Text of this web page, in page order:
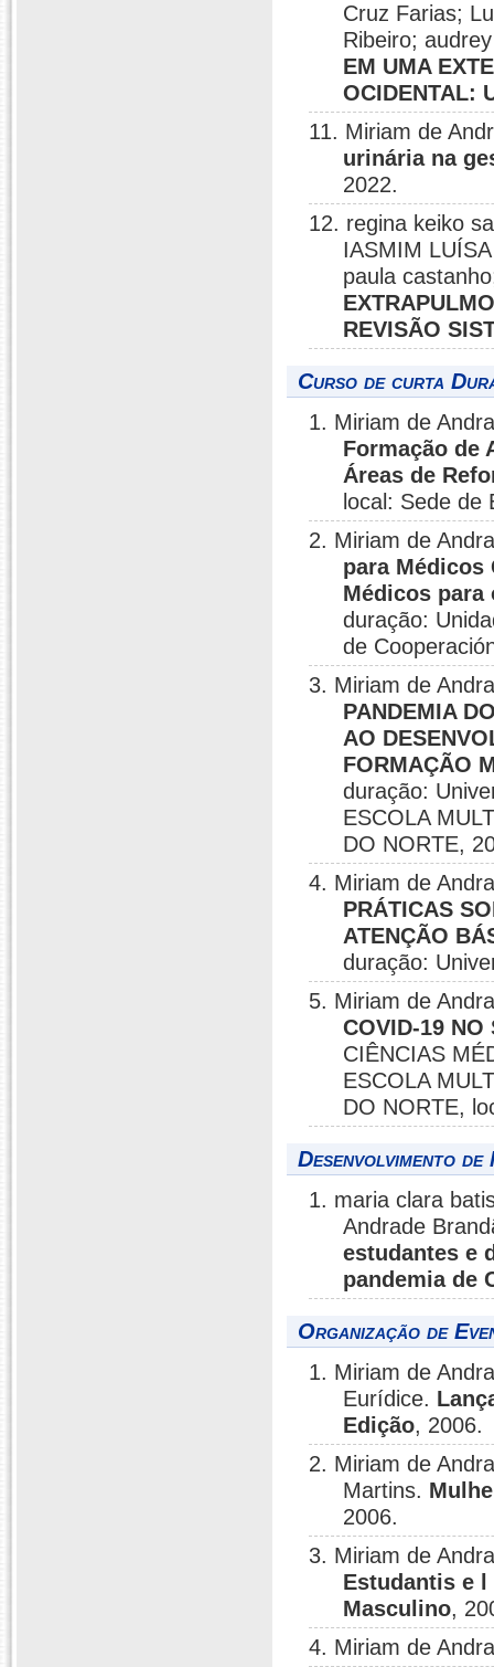
Cruz Farias;
Ribeiro;
EM UMA
OCIDENTAL:
11. Miriam de
urinária na
2022.
12. regina keiko
IASMIM
paula
REVISÃO
Curso de curta
1. Miriam de
Formação de
Áreas de
local: Sede de
2. Miriam de
para Médicos
Médicos para
duração:
de
3. Miriam de
PANDEMIA
AO
FORMAÇÃO
duração:
ESCOLA
DO NORTE,
4. Miriam de
PRÁTICAS
ATENÇÃO
duração:
5. Miriam de
COVID-19 NO
CIÊNCIAS
ESCOLA
DO NORTE,
Desenvolvimento
1. maria clara
Andrade
estudantes e
pandemia de
Organização de
1. Miriam de
Eurídice.
Edição, 2006.
2. Miriam de
Martins.
2006.
3. Miriam de
Estudantis e l
Masculino,
4. Miriam de